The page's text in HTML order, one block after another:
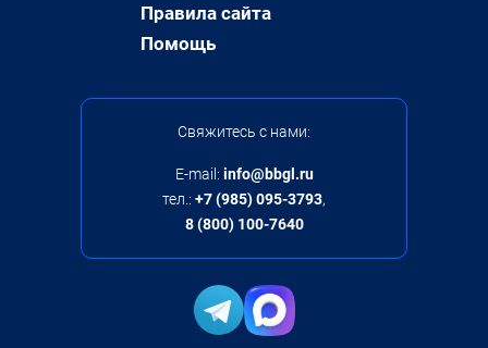
Правила сайта
Помощь
Свяжитесь с нами:
E-mail: info@bbgl.ru
тел.: +7 (985) 095-3793,
8 (800) 100-7640